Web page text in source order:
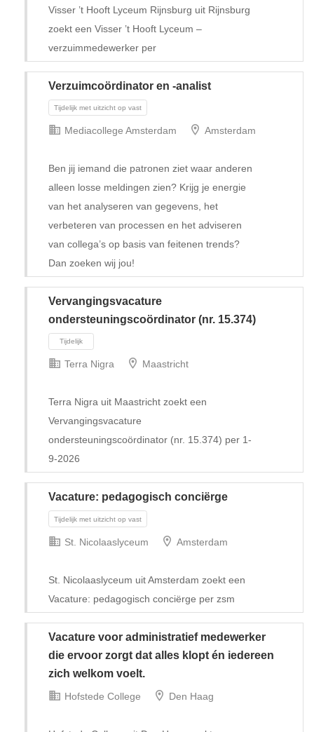
Visser ’t Hooft Lyceum Rijnsburg uit Rijnsburg
zoekt een Visser ’t Hooft Lyceum –
verzuimmedewerker per
Verzuimcoördinator en -analist
Mediacollege Amsterdam Amsterdam
Ben jij iemand die patronen ziet waar anderen
alleen losse meldingen zien? Krijg je energie
van het analyseren van gegevens, het
verbeteren van processen en het adviseren
van collega’s op basis van feitenen trends?
Dan zoeken wij jou!
Vervangingsvacature
ondersteuningscoördinator (nr. 15.374)
Tijdelijk
Terra Nigra Maastricht
Terra Nigra uit Maastricht zoekt een
Vervangingsvacature
ondersteuningscoördinator (nr. 15.374) per 1-
9-2026
Vacature: pedagogisch conciërge
St. Nicolaaslyceum Amsterdam
St. Nicolaaslyceum uit Amsterdam zoekt een
Vacature: pedagogisch conciërge per zsm
Vacature voor administratief medewerker
die ervoor zorgt dat alles klopt én iedereen
zich welkom voelt.
Hofstede College Den Haag